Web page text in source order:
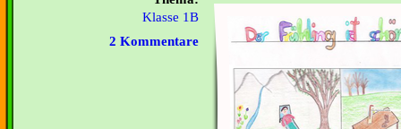
Klasse 1B
2 Kommentare